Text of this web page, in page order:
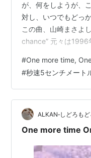
が、何をしようが、
対し、いつでもどっ
この曲、山崎まさよ
chance” 元々は1996
速5センチメートル
存知の方も多いと思
のは、SMAPに提供
コな歌だなぁという
してのセロリ同様、
で。。 …
#One more time,
#秒速5センチメート
ALKAN‐しどろも
One more time